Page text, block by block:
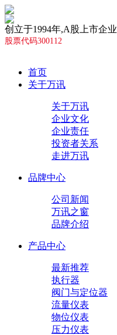
创立于1994年,A股上市企业
股票代码300112
首页
关于万讯
关于万讯
企业文化
企业责任
投资者关系
走进万讯
品牌中心
公司新闻
万讯之窗
品牌介绍
产品中心
最新推荐
执行器
阀门与定位器
流量仪表
物位仪表
压力仪表